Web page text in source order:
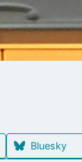
Bluesky